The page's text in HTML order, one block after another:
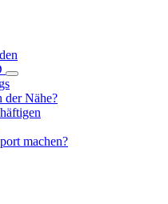
der Nähe?
machen?